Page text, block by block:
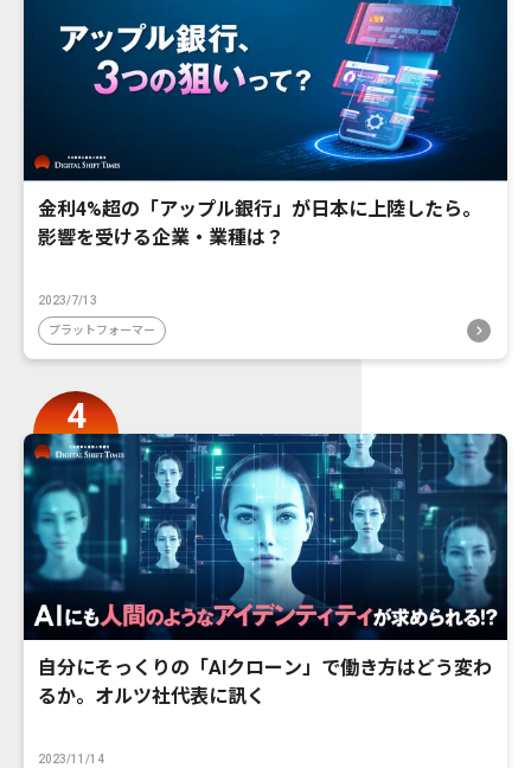
金利4%超の「アップル銀行」が日本に上陸したら。
影響を受ける企業・業種は？
2023/7/13
プラットフォーマー
自分にそっくりの「AIクローン」で働き方はどう変わ
るか。オルツ社代表に訊く
2023/11/14